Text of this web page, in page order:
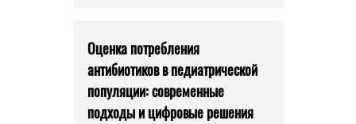
Оценка потребления
антибиотиков в педиатрической
популяции: современные
подходы и цифровые решения